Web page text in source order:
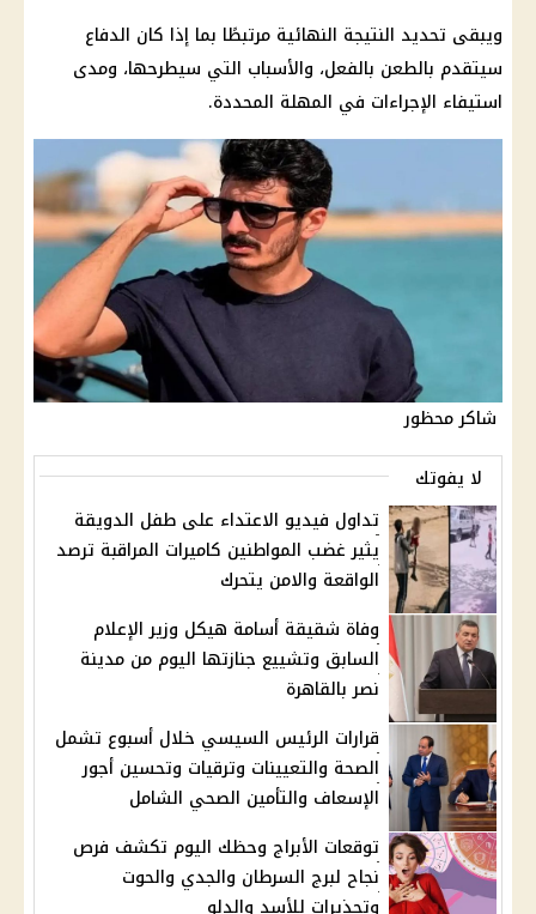
ويبقى تحديد النتيجة النهائية مرتبطًا بما إذا كان الدفاع
سيتقدم بالطعن بالفعل، والأسباب التي سيطرحها، ومدى
استيفاء الإجراءات في المهلة المحددة.
شاكر محظور
لا يفوتك
تداول فيديو الاعتداء على طفل الدويقة
يثير غضب المواطنين كاميرات المراقبة ترصد
الواقعة والامن يتحرك
وفاة شقيقة أسامة هيكل وزير الإعلام
السابق وتشييع جنازتها اليوم من مدينة
نصر بالقاهرة
قرارات الرئيس السيسي خلال أسبوع تشمل
الصحة والتعيينات وترقيات وتحسين أجور
الإسعاف والتأمين الصحي الشامل
توقعات الأبراج وحظك اليوم تكشف فرص
نجاح لبرج السرطان والجدي والحوت
وتحذيرات للأسد والدلو